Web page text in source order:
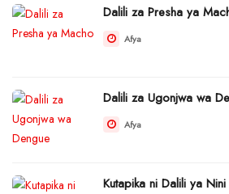
Dalili za Presha ya
Afya
Dalili za Ugonjwa wa
Afya
Kutapika ni Dalili ya Nini